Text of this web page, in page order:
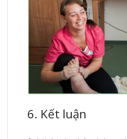
6. Kết luận